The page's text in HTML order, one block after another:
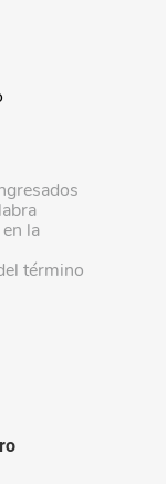
la
término